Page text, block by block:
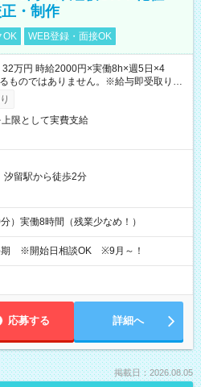
・制作
OK WEB登録・面接OK
万円 時給2000円×実働8h×週5日×4
ものではありません。※給与即受取りサ
有）
限として実費支給
汐留駅から徒歩2分
）実働8時間（残業少なめ！）
期 ※開始日相談OK ※9月～！
応募する 詳細へ
掲載日：2026.08.05